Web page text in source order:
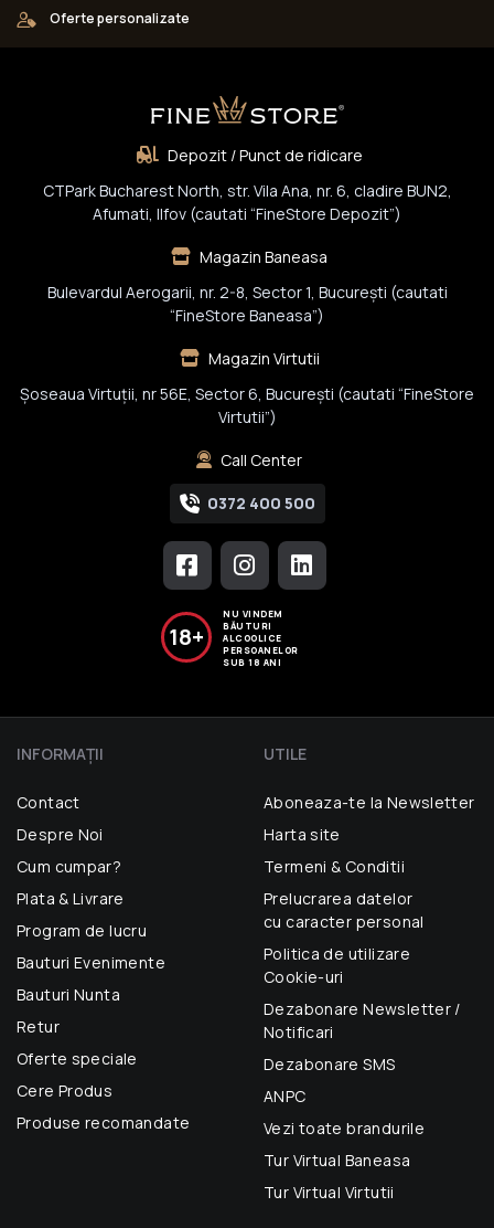
Oferte personalizate
Depozit / Punct de ridicare
CTPark Bucharest North, str. Vila Ana, nr. 6, cladire BUN2,
Afumati, Ilfov (cautati “FineStore Depozit”)
Magazin Baneasa
Bulevardul Aerogarii, nr. 2-8, Sector 1, Bucureşti (cautati
“FineStore Baneasa”)
Magazin Virtutii
Șoseaua Virtuții, nr 56E, Sector 6, București (cautati “FineStore
Virtutii”)
Call Center
0372 400 500
18+
NU VINDEM
BĂUTURI
ALCOOLICE
PERSOANELOR
SUB 18 ANI
INFORMAŢII
Contact
Despre Noi
Cum cumpar?
Plata & Livrare
Program de lucru
Bauturi Evenimente
Bauturi Nunta
Retur
Oferte speciale
Cere Produs
Produse recomandate
UTILE
Aboneaza-te la Newsletter
Harta site
Termeni & Conditii
Prelucrarea datelor
cu caracter personal
Politica de utilizare
Cookie-uri
Dezabonare Newsletter /
Notificari
Dezabonare SMS
ANPC
Vezi toate brandurile
Tur Virtual Baneasa
Tur Virtual Virtutii